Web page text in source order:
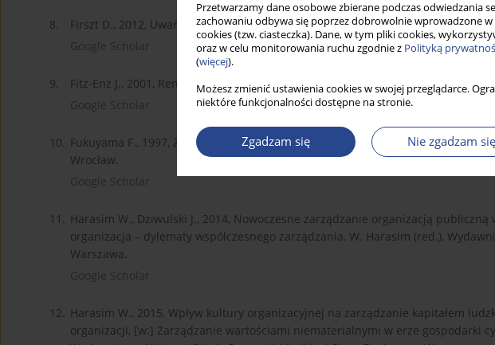
Przetwarzamy dane osobowe zbierane podczas odwiedzania
zachowaniu odbywa się poprzez dobrowolnie wprowadzone
cookies (tzw. ciasteczka). Dane, w tym pliki cookies,
oraz w celu monitorowania ruchu zgodnie z Polityką
(więcej).
Możesz zmienić ustawienia cookies w swojej przeglądarce.
niektóre funkcjonalności dostępne na stronie.
Zgadzam się Nie zgadzam się
8.
Firszt D., 2012, Uwarunkowania dyfuzji innowacji w polskiej gospodarce,
Google Scholar
9.
Fitz-Enz J., 2001, Rentowność inwestycji w kapitał ludzki, Wydawnictwo Oficyny
Google Scholar
10. Fukuyama F., 1997, Zaufanie: kapitał społeczny a droga do dobrobytu,
Wrocław.
Google Scholar
11. Harasim W., Dziwulski J., 2014, Nowoczesne zarządzanie organizacją publiczną
organizacja – dylematy współczesnego zarządzania, W. Harasim (red.),
Warszawa.
Google Scholar
12. Harasim W., 2015, Wpływ kultury organizacyjnej na zarządzanie kapitałem
organizacji, [w:] Zarządzanie wartościami niematerialnymi w erze gospodarki